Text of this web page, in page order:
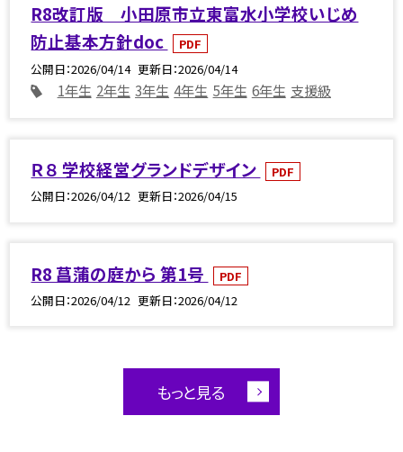
R8改訂版 小田原市立東富水小学校いじめ
防止基本方針doc
PDF
公開日 2026/04/14 更新日 2026/04/14
1年生 2年生 3年生 4年生 5年生 6年生 支援級
Ｒ８ 学校経営グランドデザイン
PDF
公開日 2026/04/12 更新日 2026/04/15
R8 菖蒲の庭から 第1号
PDF
公開日 2026/04/12 更新日 2026/04/12
もっと見る